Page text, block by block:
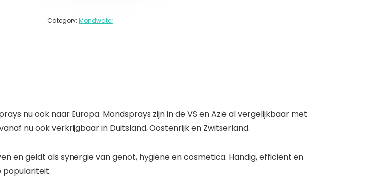
Category: Mondwater
nu ook naar Europa. Mondsprays zijn in de VS en Azië al vergelijkbaar met
nu ook verkrijgbaar in Duitsland, Oostenrijk en Zwitserland.
en geldt als synergie van genot, hygiëne en cosmetica. Handig, efficiënt en
populariteit.